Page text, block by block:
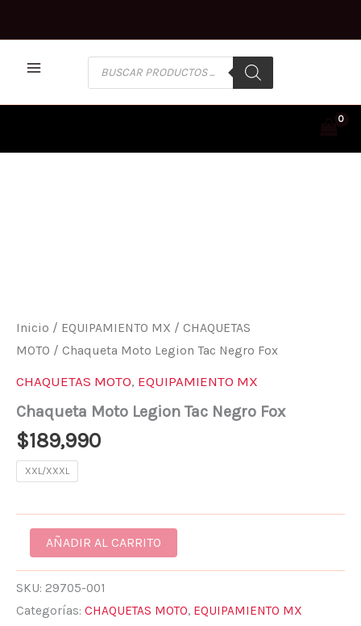
Inicio / EQUIPAMIENTO MX / CHAQUETAS
MOTO / Chaqueta Moto Legion Tac Negro Fox
CHAQUETAS MOTO, EQUIPAMIENTO MX
Chaqueta Moto Legion Tac Negro Fox
$189,990
XXL/XXXL
AÑADIR AL CARRITO
SKU: 29705-001
Categorías: CHAQUETAS MOTO, EQUIPAMIENTO MX